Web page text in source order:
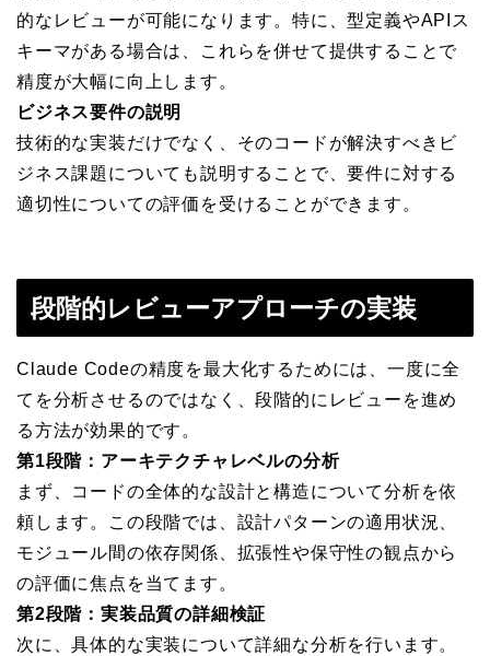
的なレビューが可能になります。特に、型定義やAPIス
キーマがある場合は、これらを併せて提供することで
精度が大幅に向上します。
ビジネス要件の説明
技術的な実装だけでなく、そのコードが解決すべきビ
ジネス課題についても説明することで、要件に対する
適切性についての評価を受けることができます。
段階的レビューアプローチの実装
Claude Codeの精度を最大化するためには、一度に全
てを分析させるのではなく、段階的にレビューを進め
る方法が効果的です。
第1段階：アーキテクチャレベルの分析
まず、コードの全体的な設計と構造について分析を依
頼します。この段階では、設計パターンの適用状況、
モジュール間の依存関係、拡張性や保守性の観点から
の評価に焦点を当てます。
第2段階：実装品質の詳細検証
次に、具体的な実装について詳細な分析を行います。